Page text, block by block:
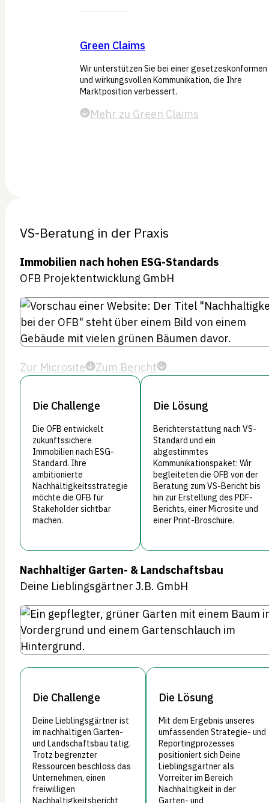
Green Claims
Wir unterstützen Sie bei einer gesetzeskonformen
und wirkungsvollen Kommunikation, die Ihre
Marktposition verbessert.
Mehr zu Green Claims
VS-Beratung in der Praxis
Immobilien nach hohen ESG-Standards
OFB Projektentwicklung GmbH
Zur Microsite Zum Bericht
Die Challenge
Die OFB entwickelt
zukunftssichere
Immobilien nach ESG-
Standard. Ihre
ambitionierte
Nachhaltigkeitsstrategie
möchte die OFB für
Stakeholder sichtbar
machen.
Die Lösung
Berichterstattung nach VS-
Standard und ein
abgestimmtes
Kommunikationspaket: Wir
begleiteten die OFB von der
Beratung zum VS-Bericht bis
hin zur Erstellung des PDF-
Berichts, einer Microsite und
einer Print-Broschüre.
Nachhaltiger Garten- & Landschaftsbau
Deine Lieblingsgärtner J.B. GmbH
Die Challenge
Deine Lieblingsgärtner ist
im nachhaltigen Garten-
und Landschaftsbau tätig.
Trotz begrenzter
Ressourcen beschloss das
Unternehmen, einen
freiwilligen
Nachhaltigkeitsbericht
Die Lösung
Mit dem Ergebnis unseres
umfassenden Strategie- und
Reportingprozesses
positioniert sich Deine
Lieblingsgärtner als
Vorreiter im Bereich
Nachhaltigkeit in der
Garten- und